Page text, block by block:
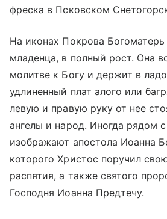
фреска в Псковском
На иконах Покрова
младенца, в полный рост. Она
молитве к Богу и держит в
удлиненный плат алого или
левую и правую руку от нее
ангелы и народ. Иногда рядом
изображают апостола Иоанна
которого Христос поручил
распятия, а также святого
Господня Иоанна Предтечу.